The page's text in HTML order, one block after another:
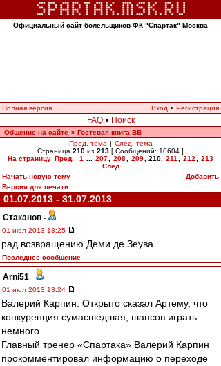
Официальный сайт болельщиков ФК "Спартак" Москва
Полная версия Вход • Регистрация
FAQ • Поиск
Общение на сайте » Гостевая книга ВВ
Пред. тема | След. тема
Страница 210 из 213 [ Сообщений: 10604 ]
На страницу Пред. 1 207 208 209 210 211 212
213
След.
Начать новую тему
Добавить
Версия для печати
01.07.2013 - 31.07.2013
Cтаканов -
01 июл 2013 13:25
рад возвращению Деми де Зеува.
Последнее сообщение
Arni51 -
01 июл 2013 13:24
Валерий Карпин: Открыто сказал Артему, что
конкуренция сумасшедшая, шансов играть
немного
Главный тренер «Спартака» Валерий Карпин
прокомментировал информацию о переходе